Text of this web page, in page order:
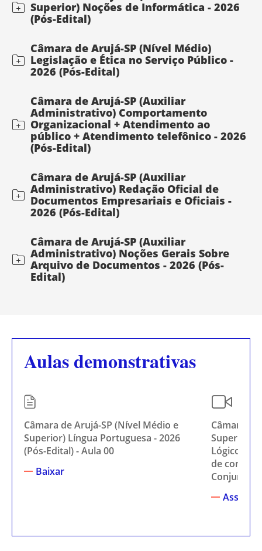
Superior) Noções de Informática - 2026
(Pós-Edital)
Câmara de Arujá-SP (Nível Médio)
Legislação e Ética no Serviço Público -
2026 (Pós-Edital)
Câmara de Arujá-SP (Auxiliar
Administrativo) Comportamento
Organizacional + Atendimento ao
público + Atendimento telefônico - 2026
(Pós-Edital)
Câmara de Arujá-SP (Auxiliar
Administrativo) Redação Oficial de
Documentos Empresariais e Oficiais -
2026 (Pós-Edital)
Câmara de Arujá-SP (Auxiliar
Administrativo) Noções Gerais Sobre
Arquivo de Documentos - 2026 (Pós-
Edital)
Aulas demonstrativas
Câmara de Arujá-SP (Nível Médio e
Superior) Língua Portuguesa - 2026
(Pós-Edital) - Aula 00
Baixar
Câmara
Superior)
Lógico -
de
Conjunto
Assistir